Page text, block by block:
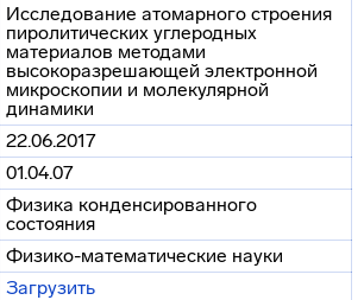
Исследование атомарного строения
пиролитических углеродных
материалов методами
высокоразрешающей электронной
микроскопии и молекулярной
динамики
22.06.2017
01.04.07
Физика конденсированного
состояния
Физико-математические науки
Загрузить